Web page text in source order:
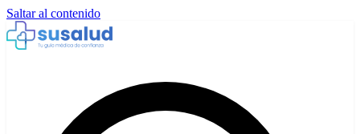
Saltar al contenido